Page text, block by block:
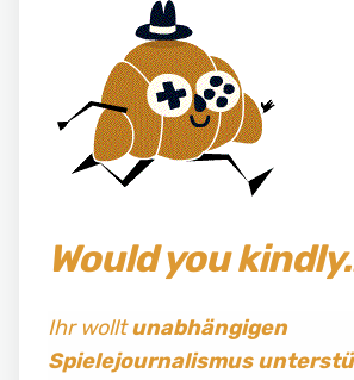
Would you
Ihr wolltunabhängigen
Spielejournalismus